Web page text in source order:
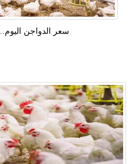
سعر الدواجن اليوم.. 27 جنيها للكيلو فى